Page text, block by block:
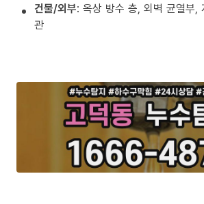
건물/외부: 옥상 방수 층, 외벽 균열부,
관